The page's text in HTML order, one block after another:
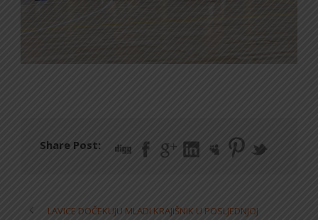
Share Post:
LAVICE DOČEKUJU MLADI KRAJIŠNIK U POSLJEDNJOJ